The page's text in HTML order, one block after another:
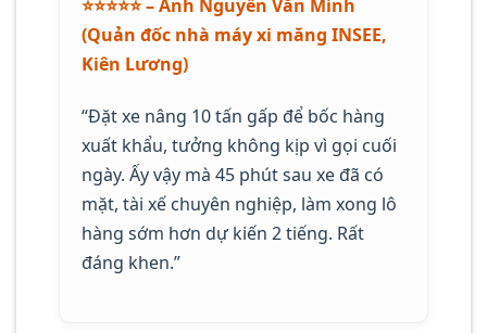
⭐️⭐️⭐️⭐️⭐️ – Anh Nguyễn Văn Minh
(Quản đốc nhà máy xi măng INSEE,
Kiên Lương)
“Đặt xe nâng 10 tấn gấp để bốc hàng
xuất khẩu, tưởng không kịp vì gọi cuối
ngày. Ấy vậy mà 45 phút sau xe đã có
mặt, tài xế chuyên nghiệp, làm xong lô
hàng sớm hơn dự kiến 2 tiếng. Rất
đáng khen.”